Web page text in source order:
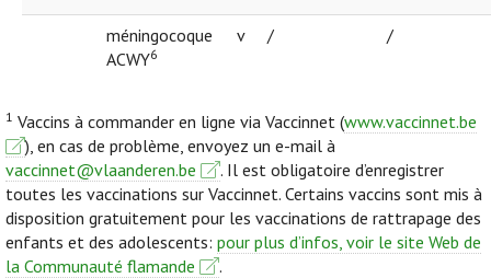
méningocoque
ACWY6
v / /
1 Vaccins à commander en ligne via Vaccinnet (www.vaccinnet.be
), en cas de problème, envoyez un e-mail à
vaccinnet@vlaanderen.be
. Il est obligatoire d’enregistrer
toutes les vaccinations sur Vaccinnet. Certains vaccins sont mis à
disposition gratuitement pour les vaccinations de rattrapage des
enfants et des adolescents: pour plus d’infos, voir le site Web de
la Communauté flamande
.